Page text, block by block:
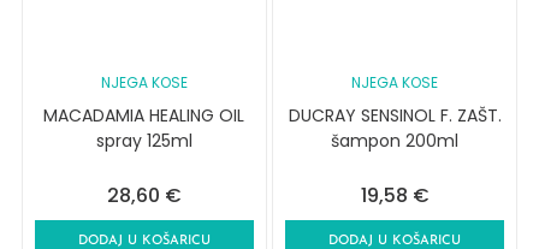
NJEGA KOSE
MACADAMIA HEALING OIL
spray 125ml
28,60 €
DODAJ U KOŠARICU
NJEGA KOSE
DUCRAY SENSINOL F. ZAŠT.
šampon 200ml
19,58 €
DODAJ U KOŠARICU